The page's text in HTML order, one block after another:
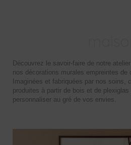
Découvrez le savoir-faire de notre
nos décorations murales empreintes de
Imaginées et fabriquées par nos soins,
produites à partir de bois et de plexiglas
personnaliser au gré de vos envies.